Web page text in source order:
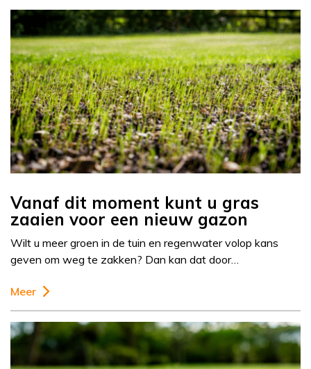
Vanaf dit moment kunt u gras
zaaien voor een nieuw gazon
Wilt u meer groen in de tuin en regenwater volop kans
geven om weg te zakken? Dan kan dat door…
Meer